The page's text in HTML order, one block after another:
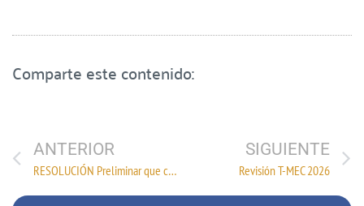
Comparte este contenido:
ANTERIOR
RESOLUCIÓN Preliminar que concluye el procedimiento administrativo de revisión de oficio de la cuota compensatoria impuesta a las importaciones de poliéster filamento textil texturizado originarias de la República Popular China y de la República de la India, independientemente del país de procedencia.
SIGUIENTE
Revisión T-MEC 2026